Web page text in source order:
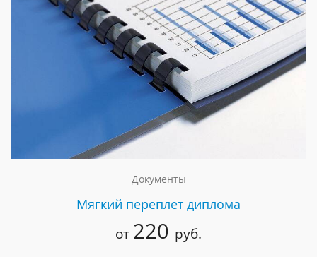
Документы
Мягкий переплет диплома
от 220 руб.